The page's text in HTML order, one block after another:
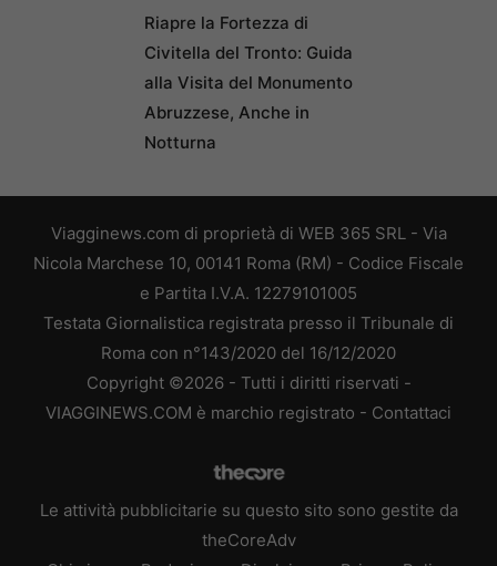
Riapre la Fortezza di
Civitella del Tronto: Guida
alla Visita del Monumento
Abruzzese, Anche in
Notturna
Viagginews.com di proprietà di WEB 365 SRL - Via
Nicola Marchese 10, 00141 Roma (RM) - Codice Fiscale
e Partita I.V.A. 12279101005
Testata Giornalistica registrata presso il Tribunale di
Roma con n°143/2020 del 16/12/2020
Copyright ©2026 - Tutti i diritti riservati -
VIAGGINEWS.COM è marchio registrato - Contattaci
Le attività pubblicitarie su questo sito sono gestite da
theCoreAdv